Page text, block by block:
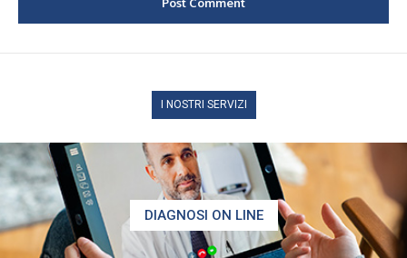
I NOSTRI SERVIZI
DIAGNOSI ON LINE